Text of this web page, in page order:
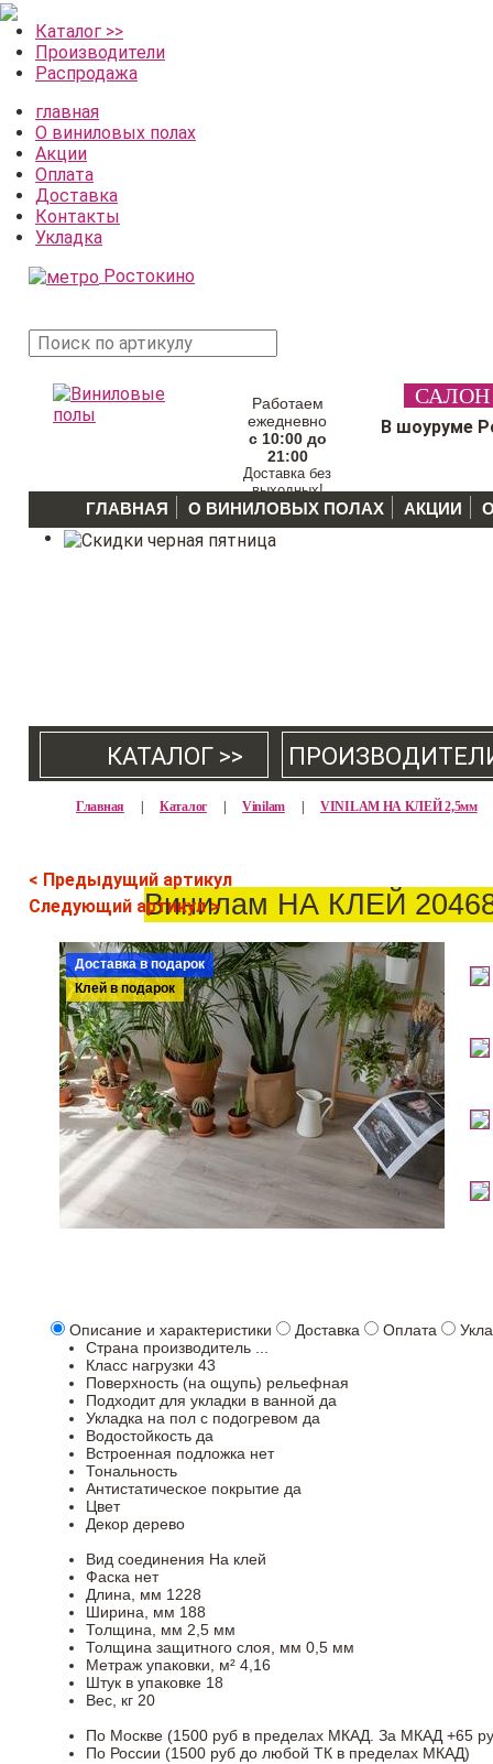
Каталог >>
Производители
Распродажа
главная
О виниловых полах
Акции
Оплата
Доставка
Контакты
Укладка
Ростокино
товара
Работаем
ежедневно
с 10:00 до
21:00
Доставка без
выходных!
В шоуруме
ГЛАВНАЯ О ВИНИЛОВЫХ ПОЛАХ АКЦИИ
КАТАЛОГ >>
Главная Каталог Vinilam VINILAM НА КЛЕЙ 2,5мм
< Предыдущий артикул
Следующий артикул >Винилам НА КЛЕЙ
Доставка в подарок
Клей в подарок
Описание и характеристики Доставка Оплата
Страна производитель ...
Класс нагрузки 43
Поверхность (на ощупь) рельефная
Подходит для укладки в ванной да
Укладка на пол c подогревом да
Водостойкость да
Встроенная подложка нет
Тональность
Антистатическое покрытие да
Цвет
Декор дерево
Вид соединения На клей
Фаска нет
Длина, мм 1228
Ширина, мм 188
Толщина, мм 2,5 мм
Толщина защитного слоя, мм 0,5 мм
Метраж упаковки, м² 4,16
Штук в упаковке 18
Вес, кг 20
По Москве (1500 руб в пределах МКАД. За МКАД +65
По России (1500 руб до любой ТК в пределах МКАД)